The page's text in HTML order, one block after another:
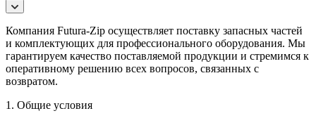
Компания Futura-Zip осуществляет поставку запасных частей
и комплектующих для профессионального оборудования. Мы
гарантируем качество поставляемой продукции и стремимся к
оперативному решению всех вопросов, связанных с
возвратом.
1. Общие условия